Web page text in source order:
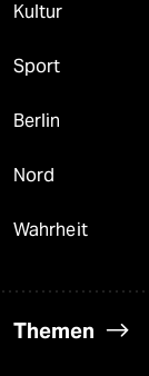
Kultur
Sport
Berlin
Nord
Wahrheit
Themen